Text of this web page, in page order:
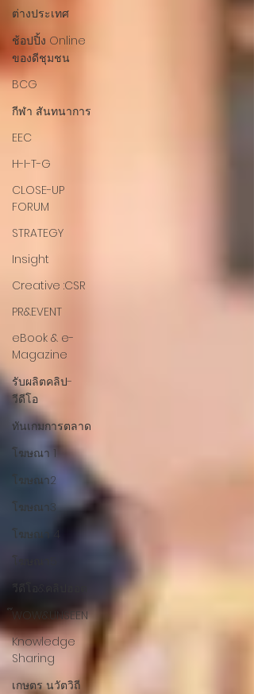
ต่างประเทศ
ช้อปปิ้ง Online
ของดีชุมชน
BCG
กีฬา สันทนาการ
EEC
H-I-T-G
CLOSE-UP
FORUM
STRATEGY
Insight
Creative :CSR
PR&EVENT
eBook & e-
Magazine
รับผลิตคลิป-
วีดีโอ
ทันเกมการตลาด
โฆษณา 1
โฆษณา2
โฆษณา3
โฆษณา 4
วีดีโอ&คลิปฮอต
๊WOW&UNSEEN
Knowledge
Sharing
เกษตร นวัตวิถี